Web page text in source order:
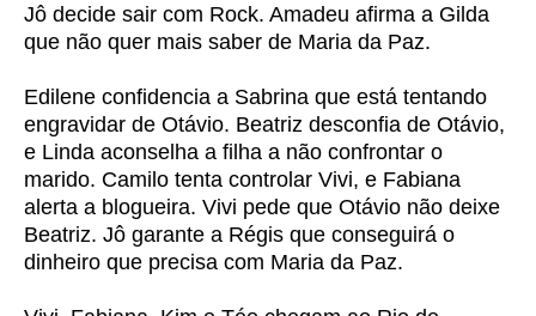
Jô decide sair com Rock. Amadeu afirma a Gilda
que não quer mais saber de Maria da Paz.
Edilene confidencia a Sabrina que está tentando
engravidar de Otávio. Beatriz desconfia de Otávio,
e Linda aconselha a filha a não confrontar o
marido. Camilo tenta controlar Vivi, e Fabiana
alerta a blogueira. Vivi pede que Otávio não deixe
Beatriz. Jô garante a Régis que conseguirá o
dinheiro que precisa com Maria da Paz.